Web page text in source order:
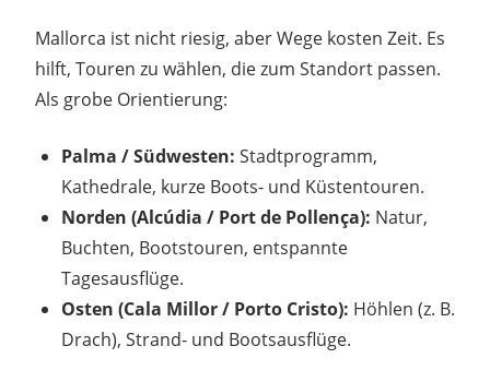
Mallorca ist nicht riesig, aber Wege kosten Zeit. Es
hilft, Touren zu wählen, die zum Standort passen.
Als grobe Orientierung:
Palma / Südwesten: Stadtprogramm,
Kathedrale, kurze Boots- und Küstentouren.
Norden (Alcúdia / Port de Pollença): Natur,
Buchten, Bootstouren, entspannte
Tagesausflüge.
Osten (Cala Millor / Porto Cristo): Höhlen (z. B.
Drach), Strand- und Bootsausflüge.